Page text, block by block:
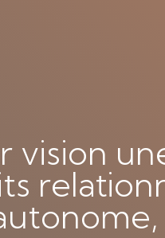
vision